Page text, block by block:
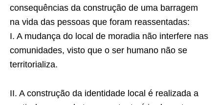
consequências da construção de uma barragem
na vida das pessoas que foram reassentadas:
I. A mudança do local de moradia não interfere nas
comunidades, visto que o ser humano não se
territorializa.
II. A construção da identidade local é realizada a